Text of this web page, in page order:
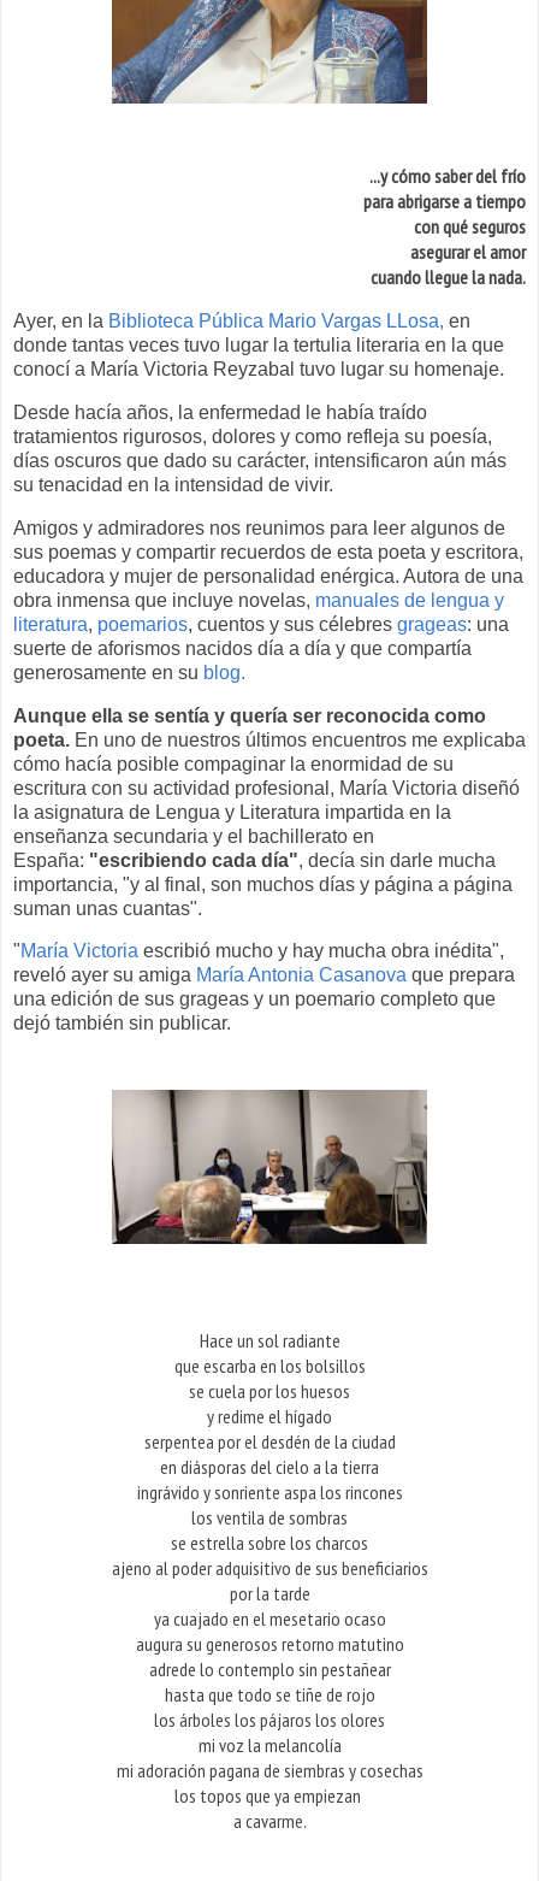
...y cómo saber del frío
para abrigarse a tiempo
con qué seguros
asegurar el amor
cuando llegue la nada.
Ayer, en la Biblioteca Pública Mario Vargas LLosa, en
donde tantas veces tuvo lugar la tertulia literaria en la que
conocí a María Victoria Reyzabal tuvo lugar su homenaje.
Desde hacía años, la enfermedad le había traído
tratamientos rigurosos, dolores y como refleja su poesía,
días oscuros que dado su carácter, intensificaron aún más
su tenacidad en la intensidad de vivir.
Amigos y admiradores nos reunimos para leer algunos de
sus poemas y compartir recuerdos de esta poeta y escritora,
educadora y mujer de personalidad enérgica. Autora de una
obra inmensa que incluye novelas, manuales de lengua y
literatura, poemarios, cuentos y sus célebres grageas: una
suerte de aforismos nacidos día a día y que compartía
generosamente en su blog.
Aunque ella se sentía y quería ser reconocida como
poeta. En uno de nuestros últimos encuentros me explicaba
cómo hacía posible compaginar la enormidad de su
escritura con su actividad profesional, María Victoria diseñó
la asignatura de Lengua y Literatura impartida en la
enseñanza secundaria y el bachillerato en
España: "escribiendo cada día", decía sin darle mucha
importancia, "y al final, son muchos días y página a página
suman unas cuantas".
"María Victoria escribió mucho y hay mucha obra inédita",
reveló ayer su amiga María Antonia Casanova que prepara
una edición de sus grageas y un poemario completo que
dejó también sin publicar.
Hace un sol radiante
que escarba en los bolsillos
se cuela por los huesos
y redime el hígado
serpentea por el desdén de la ciudad
en diásporas del cielo a la tierra
ingrávido y sonriente aspa los rincones
los ventila de sombras
se estrella sobre los charcos
ajeno al poder adquisitivo de sus beneficiarios
por la tarde
ya cuajado en el mesetario ocaso
augura su generosos retorno matutino
adrede lo contemplo sin pestañear
hasta que todo se tiñe de rojo
los árboles los pájaros los olores
mi voz la melancolía
mi adoración pagana de siembras y cosechas
los topos que ya empiezan
a cavarme.